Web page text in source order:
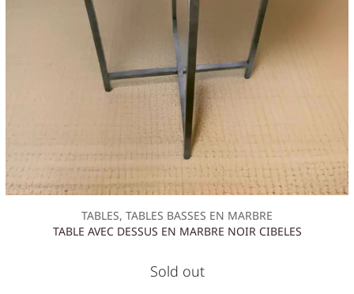
TABLES, TABLES BASSES EN MARBRE
TABLE AVEC DESSUS EN MARBRE NOIR CIBELES
Sold out